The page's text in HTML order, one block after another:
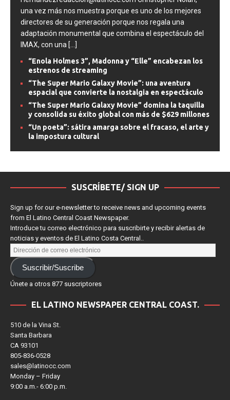
Hernándezredacción@latinocc.com Christopher Nolan,
una vez más nos muestra porque es uno de los mejores
directores de su generación porque nos regala una
adaptación monumental que combina el espectáculo del
IMAX, con una [...]
“Enola Holmes 3”, Madonna y “Elle” encabezan los
estrenos de streaming
“The Super Mario Galaxy Movie”: una aventura
espacial que convierte la nostalgia en espectáculo
“The Super Mario Galaxy Movie” domina la taquilla
y consolida su éxito global con más de $629 millones
“Un poeta”: sátira amarga sobre el fracaso, el arte y
la impostura cultural
SUSCRÍBETE/ SIGN UP
Sign up for our e-newsletter to receive news and upcoming events
from El Latino Central Coast Newspaper.
Introduce tu correo electrónico para suscribirte y recibir alertas de
noticias y eventos de El Latino Costa Central..
510 de la Vina St.
Santa Barbara
CA 93101
805-836-0528
sales@latinocc.com
Monday – Friday